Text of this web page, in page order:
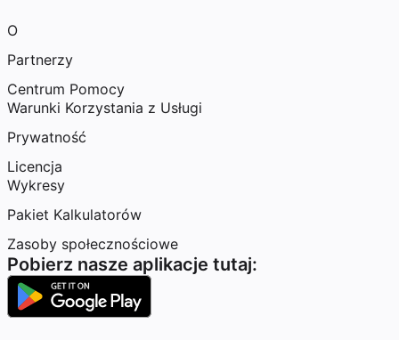
O
Partnerzy
Centrum Pomocy
Warunki Korzystania z Usługi
Prywatność
Licencja
Wykresy
Pakiet Kalkulatorów
Zasoby społecznościowe
Pobierz nasze aplikacje tutaj: